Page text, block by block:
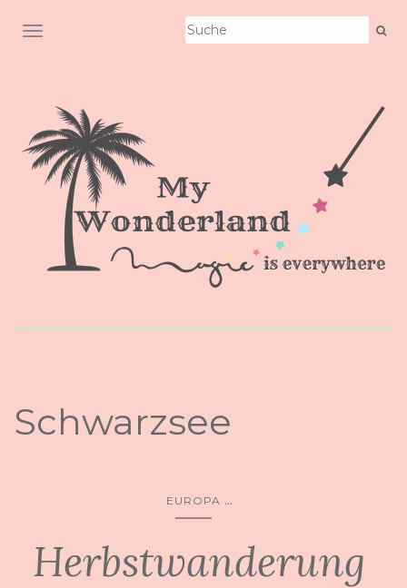
SCHALTE NAVIGATION
Schwarzsee
EUROPA ...
Herbstwanderung